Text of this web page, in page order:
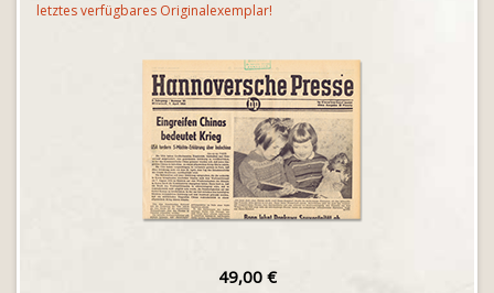
letztes verfügbares Originalexemplar!
49,00 €